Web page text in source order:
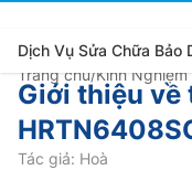
Dịch Vụ Sửa Chữa Bảo
Trang chủ/Kinh Nghiệm
Giới thiệu về
Tác giả: Hoà